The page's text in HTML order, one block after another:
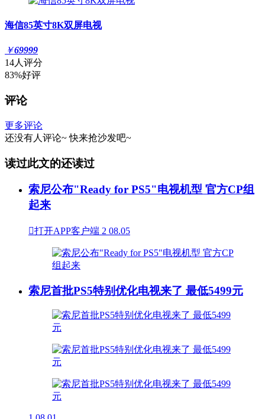
海信85英寸8K双屏电视
￥69999
14人评分
83%好评
评论
更多评论
还没有人评论~ 快来抢沙发吧~
读过此文的还读过
索尼公布"Ready for PS5"电视机型 官方CP组
起来
打开APP客户端 2 08.05
索尼首批PS5特别优化电视来了 最低5499元